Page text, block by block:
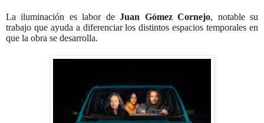
La iluminación es labor deJuan Gómez Cornejo, notable su
trabajo que ayuda a diferenciar los distintos espacios temporales en
que la obra se desarrolla.